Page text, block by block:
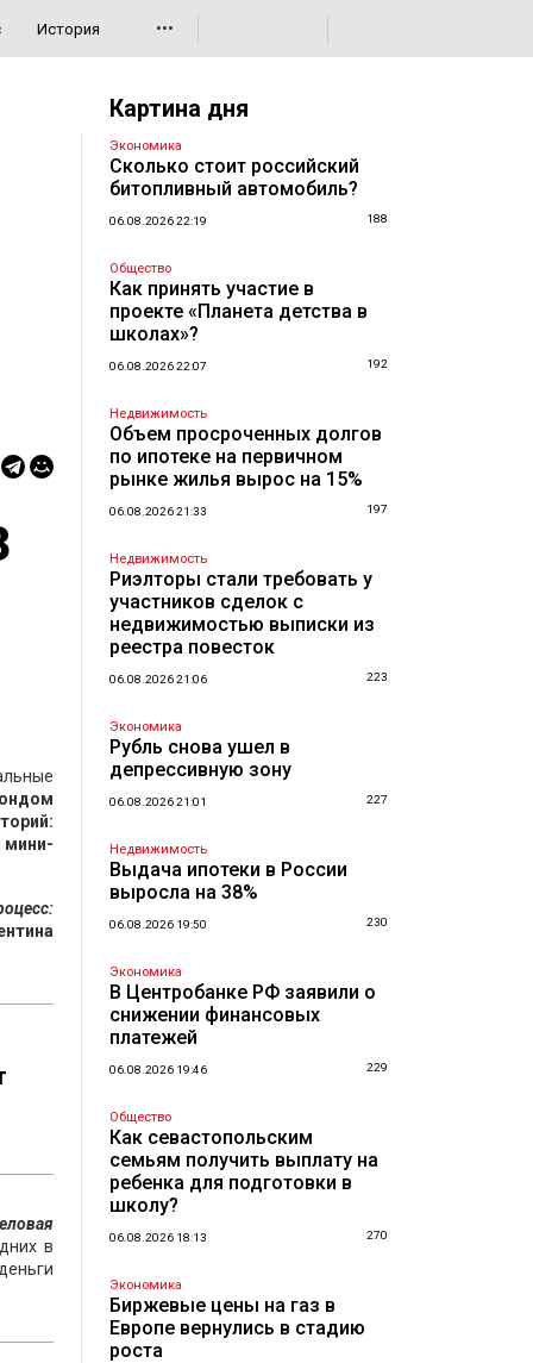
История •••
мини-
в
Картина дня
Экономика
Сколько стоит российский
битопливный автомобиль?
06.08.2026 22:19 188
Общество
Как принять участие в
проекте «Планета детства в
школах»?
06.08.2026 22:07 192
Недвижимость
Объем просроченных долгов
по ипотеке на первичном
рынке жилья вырос на 15%
06.08.2026 21:33 197
Недвижимость
Риэлторы стали требовать у
участников сделок с
недвижимостью выписки из
реестра повесток
06.08.2026 21:06 223
Экономика
Рубль снова ушел в
депрессивную зону
06.08.2026 21:01 227
Недвижимость
Выдача ипотеки в России
выросла на 38%
06.08.2026 19:50 230
Экономика
В Центробанке РФ заявили о
снижении финансовых
платежей
06.08.2026 19:46 229
Общество
Как севастопольским
семьям получить выплату на
ребенка для подготовки в
школу?
06.08.2026 18:13 270
Экономика
Биржевые цены на газ в
Европе вернулись в стадию
роста